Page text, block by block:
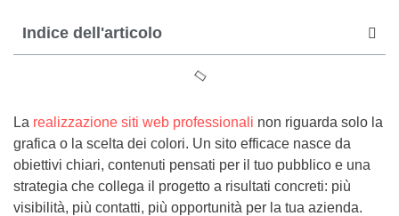
Indice dell'articolo
La realizzazione siti web professionali non riguarda solo la
grafica o la scelta dei colori. Un sito efficace nasce da
obiettivi chiari, contenuti pensati per il tuo pubblico e una
strategia che collega il progetto a risultati concreti: più
visibilità, più contatti, più opportunità per la tua azienda.